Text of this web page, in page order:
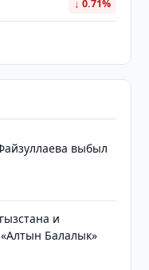
↓ 0.71%
выбыл
и
Балалык»